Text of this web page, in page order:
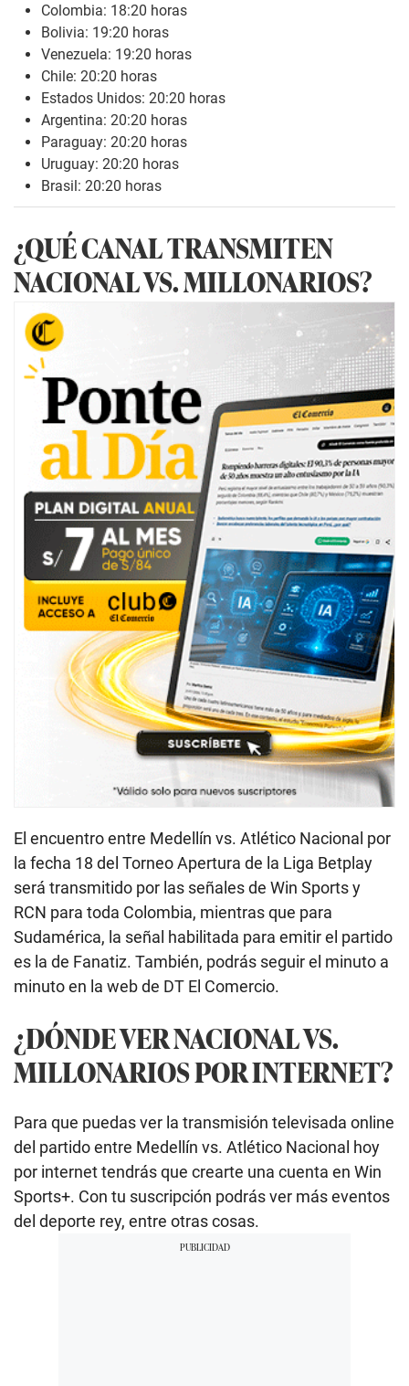
Colombia: 18:20 horas
Bolivia: 19:20 horas
Venezuela: 19:20 horas
Chile: 20:20 horas
Estados Unidos: 20:20 horas
Argentina: 20:20 horas
Paraguay: 20:20 horas
Uruguay: 20:20 horas
Brasil: 20:20 horas
¿QUÉ CANAL TRANSMITEN
NACIONAL VS. MILLONARIOS?
El encuentro entre Medellín vs. Atlético Nacional por
la fecha 18 del Torneo Apertura de la Liga Betplay
será transmitido por las señales de Win Sports y
RCN para toda Colombia, mientras que para
Sudamérica, la señal habilitada para emitir el partido
es la de Fanatiz. También, podrás seguir el minuto a
minuto en la web de DT El Comercio.
¿DÓNDE VER NACIONAL VS.
MILLONARIOS POR INTERNET?
Para que puedas ver la transmisión televisada online
del partido entre Medellín vs. Atlético Nacional hoy
por internet tendrás que crearte una cuenta en Win
Sports+. Con tu suscripción podrás ver más eventos
del deporte rey, entre otras cosas.